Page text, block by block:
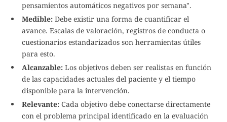
pensamientos automáticos negativos por semana".
Medible: Debe existir una forma de cuantificar el
avance. Escalas de valoración, registros de conducta o
cuestionarios estandarizados son herramientas útiles
para esto.
Alcanzable: Los objetivos deben ser realistas en función
de las capacidades actuales del paciente y el tiempo
disponible para la intervención.
Relevante: Cada objetivo debe conectarse directamente
con el problema principal identificado en la evaluación